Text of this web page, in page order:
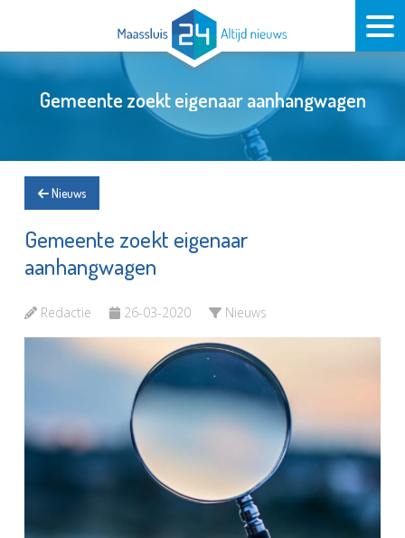
Gemeente zoekt eigenaar aanhangwagen
Nieuws
Gemeente zoekt eigenaar
aanhangwagen
Redactie 26-03-2020 Nieuws